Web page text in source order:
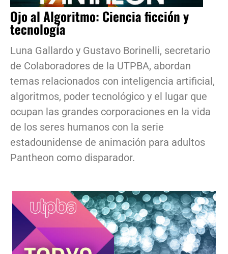
Ojo al Algoritmo: Ciencia ficción y
tecnología
Luna Gallardo y Gustavo Borinelli, secretario
de Colaboradores de la UTPBA, abordan
temas relacionados con inteligencia artificial,
algoritmos, poder tecnológico y el lugar que
ocupan las grandes corporaciones en la vida
de los seres humanos con la serie
estadounidense de animación para adultos
Pantheon como disparador.